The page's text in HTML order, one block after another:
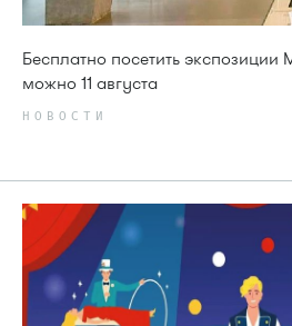
Бесплатно посетить экспозиции
можно 11 августа
НОВОСТИ